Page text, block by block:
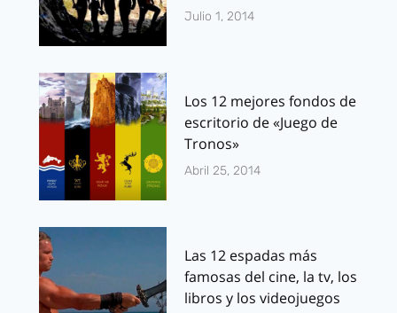
Julio 1, 2014
Los 12 mejores fondos de
escritorio de «Juego de
Tronos»
Abril 25, 2014
Las 12 espadas más
famosas del cine, la tv, los
libros y los videojuegos